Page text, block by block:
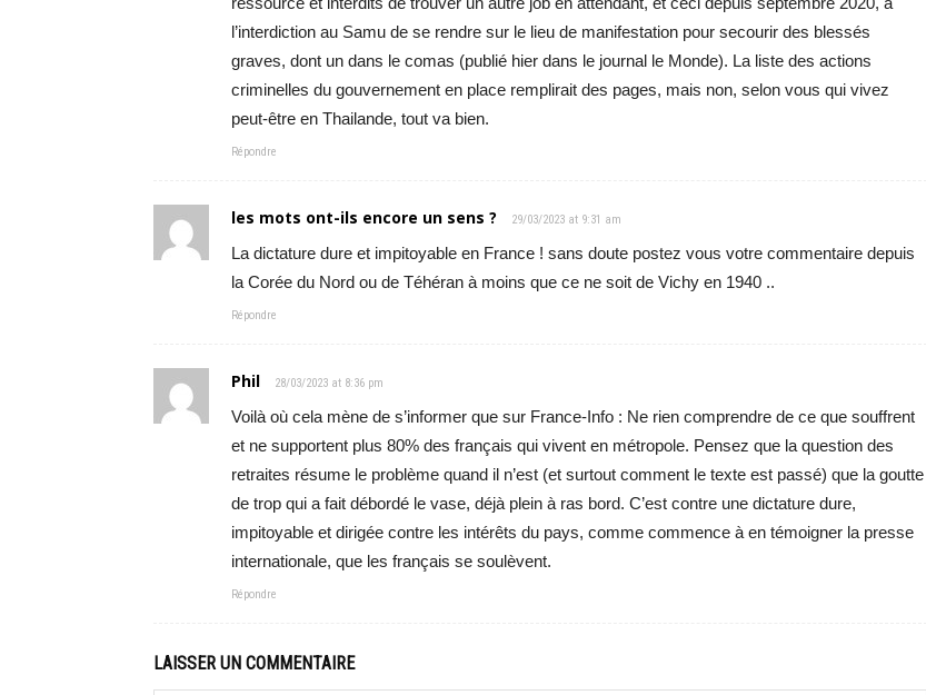
l’interdiction au Samu de se rendre sur le lieu de manifestation pour secourir des blessés
graves, dont un dans le comas (publié hier dans le journal le Monde). La liste des actions
criminelles du gouvernement en place remplirait des pages, mais non, selon vous qui vivez
peut-être en Thailande, tout va bien.
Répondre
les mots ont-ils encore un sens ? 29/03/2023 at 9:31 am
La dictature dure et impitoyable en France ! sans doute postez vous votre commentaire depuis
la Corée du Nord ou de Téhéran à moins que ce ne soit de Vichy en 1940 ..
Répondre
Phil 28/03/2023 at 8:36 pm
Voilà où cela mène de s’informer que sur France-Info : Ne rien comprendre de ce que souffrent
et ne supportent plus 80% des français qui vivent en métropole. Pensez que la question des
retraites résume le problème quand il n’est (et surtout comment le texte est passé) que la goutte
de trop qui a fait débordé le vase, déjà plein à ras bord. C’est contre une dictature dure,
impitoyable et dirigée contre les intérêts du pays, comme commence à en témoigner la presse
internationale, que les français se soulèvent.
Répondre
LAISSER UN COMMENTAIRE